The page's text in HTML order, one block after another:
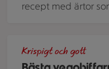
recept med ärtor
Krispigt och gott